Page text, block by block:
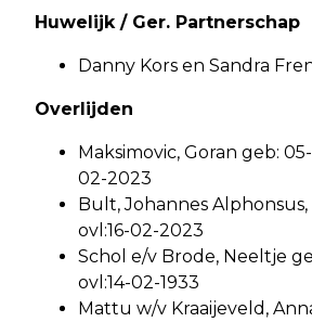
Huwelijk / Ger. Partnerschap
Danny Kors en Sandra
Overlijden
Maksimovic, Goran geb:
02-2023
Bult, Johannes Alphonsus,
ovl:16-02-2023
Schol e/v Brode, Neeltje
ovl:14-02-1933
Mattu w/v Kraaijeveld,